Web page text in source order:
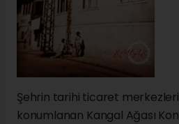
Şehrin tarihi ticaret
konumlanan Kangal Ağası